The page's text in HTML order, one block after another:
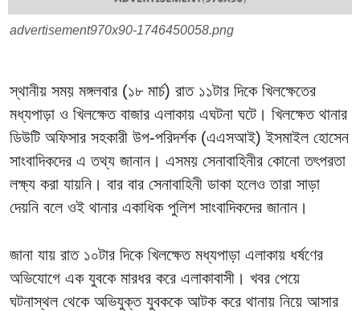
advertisement970x90-1746450058.png
স্থানীয় সময় মঙ্গলবার (১৮ মার্চ) রাত ১১টার দিকে খিলক্ষেতের
মধ্যপাড়া ও খিলক্ষেত বাজার এলাকায় এঘটনা ঘটে। খিলক্ষেত থানার
ডিউটি অফিসার সহকারী উপ-পরিদর্শক (এএসআই) ইসমাইল হোসেন
সাংবাদিকদের এ তথ্য জানান। এসময় সেনাবাহিনীর কোনো তৎপরতা
লক্ষ্য করা যায়নি। বার বার সেনাবাহিনী ডাকা হলেও তারা সাড়া
দেয়নি বলে ওই থানার একাধিক পুলিশ সাংবাদিকদের জানান।
জানা যায় রাত ১০টার দিকে খিলক্ষেত মধ্যপাড়া এলাকায় ধর্ষণের
অভিযোগে এক যুবকে মারধর করে এলাকাবাসী। খবর পেয়ে
ঘটনাস্থল থেকে অভিযুক্ত যুবককে আটক করে থানায় নিয়ে আসার